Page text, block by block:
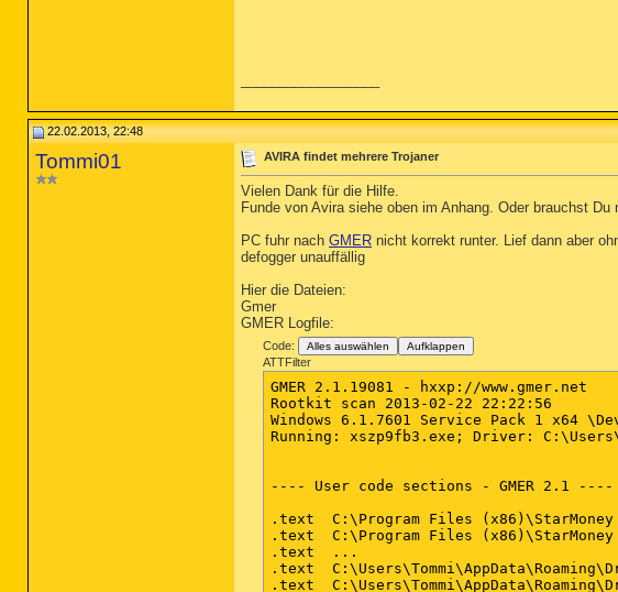
22.02.2013, 22:48
Tommi01 AVIRA findet mehrere Trojaner
Vielen Dank für die Hilfe.
Funde von Avira siehe oben im Anhang. Oder brauchst Du
PC fuhr nach GMER nicht korrekt runter. Lief dann aber
defogger unauffällig
Hier die Dateien:
Gmer
GMER Logfile:
Code: Alles auswählen Aufklappen
ATTFilter
GMER 2.1.19081 - hxxp://www.gmer.net
Rootkit scan 2013-02-22 22:22:56
Windows 6.1.7601 Service Pack 1 x64 \Device\Harddisk0\DR0 -> \Device\00000058 WDC_WD25 rev.10.0 232,89GB
Running: xszp9fb3.exe; Driver: C:\Users\Tommi\AppData\Local\Temp\pgloipoc.sys


---- User code sections - GMER 2.1 ----

.text  C:\Program Files (x86)\StarMoney 8.0\ouservice\StarMoneyOnlineUpdate.exe[1884] C:\Windows\syswow64\PSAPI.DLL!GetModuleInformation + 69                                                                 0000000076831465 2 bytes [83, 76]
.text  C:\Program Files (x86)\StarMoney 8.0\ouservice\StarMoneyOnlineUpdate.exe[1884] C:\Windows\syswow64\PSAPI.DLL!GetModuleInformation + 155                                                                00000000768314bb 2 bytes [83, 76]
.text  ...                                                                                                                                                                                                    * 2
.text  C:\Users\Tommi\AppData\Roaming\Dropbox\bin\Dropbox.exe[2668] C:\Windows\syswow64\Psapi.dll!GetModuleInformation + 69                                                                                   0000000076831465 2 bytes [83, 76]
.text  C:\Users\Tommi\AppData\Roaming\Dropbox\bin\Dropbox.exe[2668] C:\Windows\syswow64\Psapi.dll!GetModuleInformation + 155                                                                                  00000000768314bb 2 bytes [83, 76]
.text  ...                                                                                                                                                                                                    * 2
.text  C:\Program Files (x86)\Internet Explorer\iexplore.exe[3520] C:\Windows\syswow64\USER32.dll!EnableWindow                                                                                                0000000076312da4 5 bytes JMP 00000001663a9ebc
.text  C:\Program Files (x86)\Internet Explorer\iexplore.exe[3520] C:\Windows\syswow64\USER32.dll!DialogBoxIndirectParamW                                                                                     000000007632cbf3 5 bytes JMP 00000001664f8f36
.text  C:\Program Files (x86)\Internet Explorer\iexplore.exe[3520] C:\Windows\syswow64\USER32.dll!DialogBoxParamW                                                                                             000000007632cfca 5 bytes JMP 0000000166301893
.text  C:\Program Files (x86)\Internet Explorer\iexplore.exe[3520] C:\Windows\syswow64\USER32.dll!DialogBoxParamA                                                                                             000000007634cb0c 5 bytes JMP 00000001664f8ed1
.text  C:\Program Files (x86)\Internet Explorer\iexplore.exe[3520] C:\Windows\syswow64\USER32.dll!DialogBoxIndirectParamA                                                                                     000000007634ce64 5 bytes JMP 00000001664f8f9b
.text  C:\Program Files (x86)\Internet Explorer\iexplore.exe[3520] C:\Windows\syswow64\USER32.dll!MessageBoxIndirectA                                                                                         000000007635fbd1 5 bytes JMP 00000001664f8e58
.text  C:\Program Files (x86)\Internet Explorer\iexplore.exe[3520] C:\Windows\syswow64\USER32.dll!MessageBoxIndirectW                                                                                         000000007635fc9d 5 bytes JMP 00000001664f8ddf
.text  C:\Program Files (x86)\Internet Explorer\iexplore.exe[3520] C:\Windows\syswow64\USER32.dll!MessageBoxExA                                                                                               000000007635fcd6 5 bytes JMP 00000001664f8d7b
.text  C:\Program Files (x86)\Internet Explorer\iexplore.exe[3520] C:\Windows\syswow64\USER32.dll!MessageBoxExW                                                                                               000000007635fcfa 5 bytes JMP 00000001664f8d17
.text  C:\Program Files (x86)\Internet Explorer\iexplore.exe[3520] C:\Windows\syswow64\OLEAUT32.dll!OleCreatePropertyFrameIndirect                                                                            00000000765e93ec 5 bytes JMP 00000001664f9150
.text  C:\Program Files (x86)\Internet Explorer\iexplore.exe[3520] C:\Windows\syswow64\PSAPI.DLL!GetModuleInformation + 69                                                                                    0000000076831465 2 bytes [83, 76]
.text  C:\Program Files (x86)\Internet Explorer\iexplore.exe[3520] C:\Windows\syswow64\PSAPI.DLL!GetModuleInformation + 155                                                                                   00000000768314bb 2 bytes [83, 76]
.text  ...                                                                                                                                                                                                    * 2
.text  C:\Program Files (x86)\Internet Explorer\iexplore.exe[3520] C:\Windows\WinSxS\x86_microsoft.windows.common-controls_6595b64144ccf1df_6.0.7601.17514_none_41e6975e2bd6f2b2\comctl32.dll!PropertySheetW  0000000073e1388e 5 bytes JMP 00000001664f9000
.text  C:\Program Files (x86)\Internet Explorer\iexplore.exe[3520] C:\Windows\WinSxS\x86_microsoft.windows.common-controls_6595b64144ccf1df_6.0.7601.17514_none_41e6975e2bd6f2b2\comctl32.dll!PropertySheet   0000000073eb7922 5 bytes JMP 00000001664f90a8
.text  C:\Program Files (x86)\Internet Explorer\iexplore.exe[3520] C:\Windows\syswow64\comdlg32.dll!PageSetupDlgW                                                                                             00000000757a2694 5 bytes JMP 00000001664f9348
?      C:\Windows\system32\mssprxy.dll [3520] entry point in ".rdata" section                                                                                                                                 0000000073dc71e6
.text  C:\Program Files (x86)\Internet Explorer\iexplore.exe[3468] C:\Windows\SysWOW64\ntdll.dll!NtdllDefWindowProc_W                                                                                         00000000773e25fd 6 bytes JMP 00000001663c8054
.text  C:\Program Files (x86)\Internet Explorer\iexplore.exe[3468] C:\Windows\SysWOW64\ntdll.dll!NtdllDefWindowProc_A                                                                                         00000000773f2a63 6 bytes JMP 000000016636980d
.text  C:\Program Files (x86)\Internet Explorer\iexplore.exe[3468] C:\Windows\syswow64\kernel32.dll!CreateThread                                                                                              0000000075ce34b5 5 bytes JMP 00000001663675e3
.text  C:\Program Files (x86)\Internet Explorer\iexplore.exe[3468] C:\Windows\syswow64\USER32.dll!CreateWindowExW                                                                                             0000000076308a29 5 bytes JMP 00000001663d03df
.text  C:\Program Files (x86)\Internet Explorer\iexplore.exe[3468] C:\Windows\syswow64\USER32.dll!CreateWindowExA                                                                                             000000007630d22e 5 bytes JMP 0000000166373643
.text  C:\Program Files (x86)\Internet Explorer\iexplore.exe[3468] C:\Windows\syswow64\USER32.dll!EnableWindow                                                                                                0000000076312da4 5 bytes JMP 00000001663a9ebc
.text  C:\Program Files (x86)\Internet Explorer\iexplore.exe[3468] C:\Windows\syswow64\USER32.dll!CallNextHookEx                                                                                              0000000076316285 5 bytes JMP 00000001663c7ff1
.text  C:\Program Files (x86)\Internet Explorer\iexplore.exe[3468] C:\Windows\syswow64\USER32.dll!SetWindowsHookExW                                                                                           0000000076317603 5 bytes JMP 00000001663a25b4
.text  C:\Program Files (x86)\Internet Explorer\iexplore.exe[3468] C:\Windows\syswow64\USER32.dll!DialogBoxIndirectParamW                                                                                     000000007632cbf3 5 bytes JMP 00000001664f8f36
.text  C:\Program Files (x86)\Internet Explorer\iexplore.exe[3468] C:\Windows\syswow64\USER32.dll!DialogBoxParamW                                                                                             000000007632cfca 5 bytes JMP 0000000166301893
.text  C:\Program Files (x86)\Internet Explorer\iexplore.exe[3468] C:\Windows\syswow64\USER32.dll!UnhookWindowsHookEx                                                                                         000000007632f52b 5 bytes JMP 00000001663eed14
.text  C:\Program Files (x86)\Internet Explorer\iexplore.exe[3468] C:\Windows\syswow64\USER32.dll!DialogBoxParamA                                                                                             000000007634cb0c 5 bytes JMP 00000001664f8ed1
.text  C:\Program Files (x86)\Internet Explorer\iexplore.exe[3468] C:\Windows\syswow64\USER32.dll!DialogBoxIndirectParamA                                                                                     000000007634ce64 5 bytes JMP 00000001664f8f9b
.text  C:\Program Files (x86)\Internet Explorer\iexplore.exe[3468] C:\Windows\syswow64\USER32.dll!MessageBoxIndirectA                                                                                         000000007635fbd1 5 bytes JMP 00000001664f8e58
.text  C:\Program Files (x86)\Internet Explorer\iexplore.exe[3468] C:\Windows\syswow64\USER32.dll!MessageBoxIndirectW                                                                                         000000007635fc9d 5 bytes JMP 00000001664f8ddf
.text  C:\Program Files (x86)\Internet Explorer\iexplore.exe[3468] C:\Windows\syswow64\USER32.dll!MessageBoxExA                                                                                               000000007635fcd6 5 bytes JMP 00000001664f8d7b
.text  C:\Program Files (x86)\Internet Explorer\iexplore.exe[3468] C:\Windows\syswow64\USER32.dll!Messa